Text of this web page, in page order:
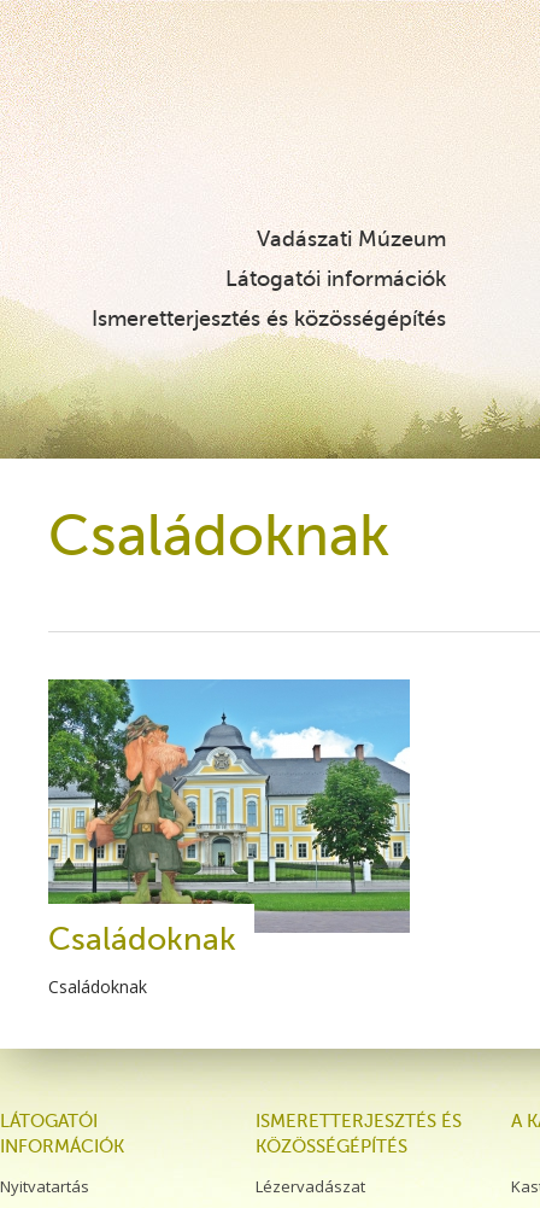
Vadászati Múzeum
Látogatói információk
Ismeretterjesztés és közösségépítés
Családoknak
Családoknak
Családoknak
LÁTOGATÓI
INFORMÁCIÓK
Nyitvatartás
ISMERETTERJESZTÉS ÉS
KÖZÖSSÉGÉPÍTÉS
Lézervadászat
A